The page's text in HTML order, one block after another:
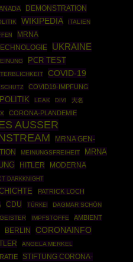
DEMONSTRATION
WIKIPEDIA
ITALIEN
MRNA
UKRAINE
PCR TEST
COVID-19
COVID19-IMPFUNG
LEAK DIVI
大名
CORONA-PLANDEMIE
AUSSER
MRNA GEN-
MEINUNGSFREIHEIT
MRNA
HITLER MODERNA
DARKKNIGHT
PATRICK LOCH
CDU TÜRKEI DAGMAR SCHÖN
GEISTER IMPFSTOFFE
AMBIENT
BERLIN
CORONAINFO
ANGELA MERKEL
STIFTUNG CORONA-